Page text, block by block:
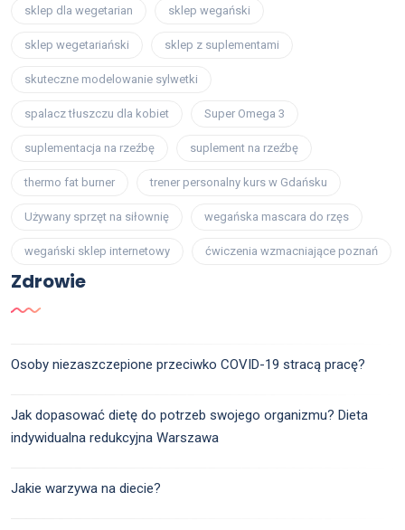
sklep dla wegetarian sklep wegański
sklep wegetariański sklep z suplementami
skuteczne modelowanie sylwetki
spalacz tłuszczu dla kobiet Super Omega 3
suplementacja na rzeźbę suplement na rzeźbę
thermo fat burner trener personalny kurs w Gdańsku
Używany sprzęt na siłownię wegańska mascara do rzęs
wegański sklep internetowy ćwiczenia wzmacniające poznań
Zdrowie
Osoby niezaszczepione przeciwko COVID-19 stracą pracę?
Jak dopasować dietę do potrzeb swojego organizmu? Dieta
indywidualna redukcyjna Warszawa
Jakie warzywa na diecie?